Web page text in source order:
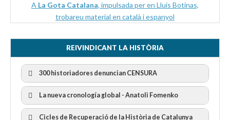
A La Gota Catalana, impulsada per en Lluís Botinas,
trobareu material en català i espanyol
REIVINDICANT LA HISTÒRIA
300 historiadores denuncian CENSURA
La nueva cronología global - Anatoli Fomenko
Cicles de Recuperació de la Història de Catalunya